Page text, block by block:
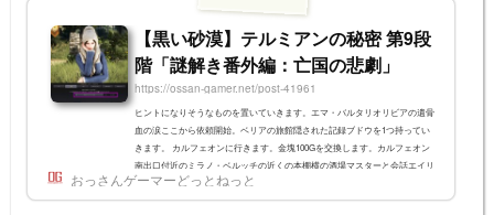
【黒い砂漠】テルミアンの秘密 第9段
階「謎解き番外編：亡国の悲劇」
https://ossan-gamer.net/post-41961
ヒントになりそうなものを置いていきます。エマ・バルタリオリビアの遺骨
血の涙ここから依頼開始。ベリアの旅館隠された記録ブドウを1つ持ってい
きます。 カルフェオンに行きます。金塊100Gを交換します。カルフェオン
南出口付近のミラノ・ベルッチの近くの本棚横の酒場マスターと会話エイリ
ーンと話して完了。この後エイリーンに報告が続くので1キャラ置いておく
と良い。エイリーンの助け記憶の材料昔の記憶のエリクサーのレシピアイテ
おっさんゲーマーどっとねっと